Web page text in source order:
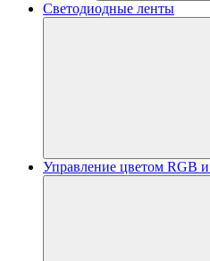
Светодиодные ленты
Управление цветом RGB